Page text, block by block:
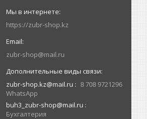
https://zubr-shop.kz
zubr-shop@mail.ru
zubr-shop.kz@mail.ru
8 708 9721296
WhatsApp
buh3_zubr-shop@mail.ru
Бухгалтерия